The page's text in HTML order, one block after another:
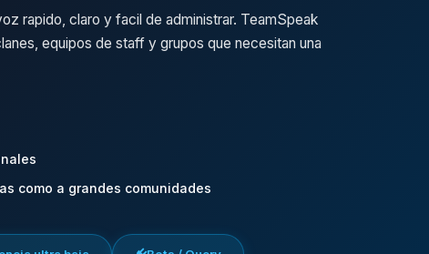
rapido, claro y facil de administrar. TeamSpeak
equipos de staff y grupos que necesitan una
como a grandes comunidades